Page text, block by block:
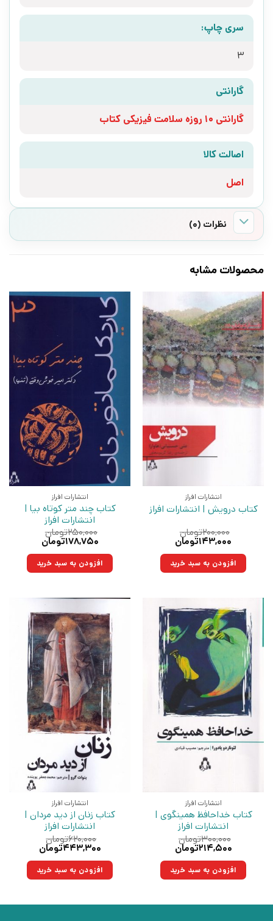
سری چاپ:
3
گارانتی
گارانتی 10 روزه سلامت فیزیکی کتاب
اصالت کالا
اصل
نظرات (0)
محصولات مشابه
انتشارات افراز
کتاب درویش | انتشارات افراز
۲۰۰,۰۰۰تومان
قیمت
۲۰۰,۰۰۰تومان
بود.
۱۴۳,۰۰۰تومان
۱۴۳,۰۰۰تومان.افزودن به سبد خرید
انتشارات افراز
کتاب چند متر کوتاه‌ بیا |
انتشارات افراز
۲۵۰,۰۰۰تومان
قیمت
۲۵۰,۰۰۰تومان
بود.
۱۷۸,۷۵۰تومان
۱۷۸,۷۵۰تومان.افزودن به سبد خرید
انتشارات افراز
کتاب خداحافظ همینگوی |
انتشارات افراز
۳۰۰,۰۰۰تومان
قیمت
۳۰۰,۰۰۰تومان
بود.
۲۱۴,۵۰۰تومان
۲۱۴,۵۰۰تومان.افزودن به سبد خرید
انتشارات افراز
کتاب زنان از دید مردان |
انتشارات افراز
۶۲۰,۰۰۰تومان
قیمت
۶۲۰,۰۰۰تومان
بود.
۴۴۳,۳۰۰تومان
۴۴۳,۳۰۰تومان.افزودن به سبد خرید